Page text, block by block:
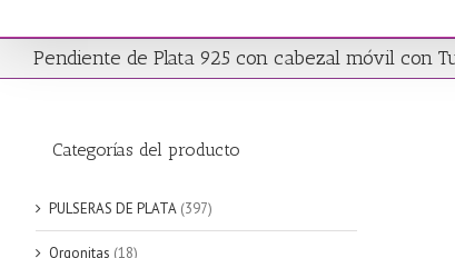
Pendiente de Plata 925 con cabezal móvil con
Categorías del producto
PULSERAS DE PLATA (397)
Orgonitas (18)